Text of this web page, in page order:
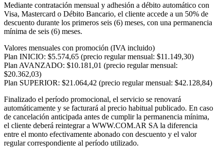
Mediante contratación mensual y adhesión a débito automático con
Visa, Mastercard o Débito Bancario, el cliente accede a un 50% de
descuento durante los primeros seis (6) meses, con una permanencia
mínima de seis (6) meses.
Valores mensuales con promoción (IVA incluido)
Plan INICIO: $5.574,65 (precio regular mensual: $11.149,30)
Plan AVANZADO: $10.181,01 (precio regular mensual:
$20.362,03)
Plan SUPERIOR: $21.064,42 (precio regular mensual: $42.128,84)
Finalizado el período promocional, el servicio se renovará
automáticamente y se facturará al precio habitual publicado. En caso
de cancelación anticipada antes de cumplir la permanencia mínima,
el cliente deberá reintegrar a WWW.COM.AR SA la diferencia
entre el monto efectivamente abonado con descuento y el valor
regular correspondiente al período utilizado.